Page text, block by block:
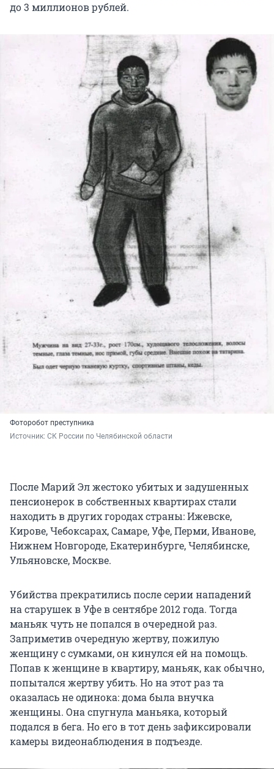
до 3 миллионов рублей.
Фоторобот преступника
Источник: СК России по Челябинской области
После Марий Эл жестоко убитых и задушенных
пенсионерок в собственных квартирах стали
находить в других городах страны: Ижевске,
Кирове, Чебоксарах, Самаре, Уфе, Перми, Иванове,
Нижнем Новгороде, Екатеринбурге, Челябинске,
Ульяновске, Москве.
Убийства прекратились после серии нападений
на старушек в Уфе в сентябре 2012 года. Тогда
маньяк чуть не попался в очередной раз.
Заприметив очередную жертву, пожилую
женщину с сумками, он кинулся ей на помощь.
Попав к женщине в квартиру, маньяк, как обычно,
попытался жертву убить. Но на этот раз та
оказалась не одинока: дома была внучка
женщины. Она спугнула маньяка, который
подался в бега. Но его в тот день зафиксировали
камеры видеонаблюдения в подъезде.